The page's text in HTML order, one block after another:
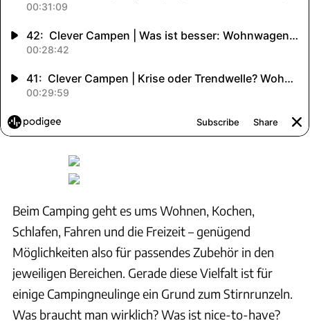
Beim Camping geht es ums Wohnen, Kochen,
Schlafen, Fahren und die Freizeit – genügend
Möglichkeiten also für passendes Zubehör in den
jeweiligen Bereichen. Gerade diese Vielfalt ist für
einige Campingneulinge ein Grund zum Stirnrunzeln.
Was braucht man wirklich? Was ist nice-to-have?